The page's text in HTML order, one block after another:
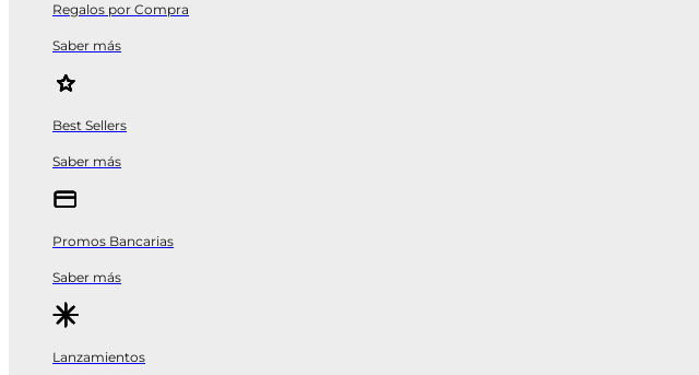
Regalos por Compra
Saber más
Best Sellers
Saber más
Promos Bancarias
Saber más
Lanzamientos